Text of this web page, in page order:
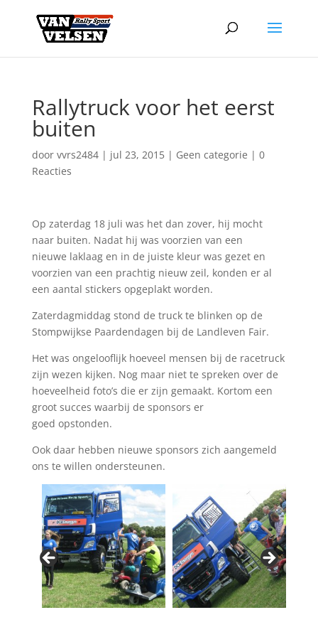
Rallytruck voor het eerst
buiten
door vvrs2484| jul 23, 2015| Geen categorie | 0
Reacties
Op zaterdag 18 juli was het dan zover, hij mocht
naar buiten. Nadat hij was voorzien van een
nieuwe laklaag en in de juiste kleur was gezet en
voorzien van een prachtig nieuw zeil, konden er al
een aantal stickers opgeplakt worden.
Zaterdagmiddag stond de truck te blinken op de
Stompwijkse Paardendagen bij de Landleven Fair.
Het was ongelooflijk hoeveel mensen bij de racetruck
zijn wezen kijken. Nog maar niet te spreken over de
hoeveelheid foto’s die er zijn gemaakt. Kortom een
groot succes waarbij de sponsors er
goed opstonden.
Ook daar hebben nieuwe sponsors zich aangemeld
ons te willen ondersteunen.